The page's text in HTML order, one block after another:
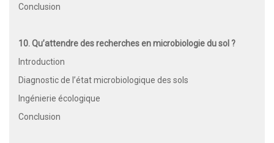
Conclusion
10. Qu’attendre des recherches en microbiologie du sol ?
Introduction
Diagnostic de l’état microbiologique des sols
Ingénierie écologique
Conclusion